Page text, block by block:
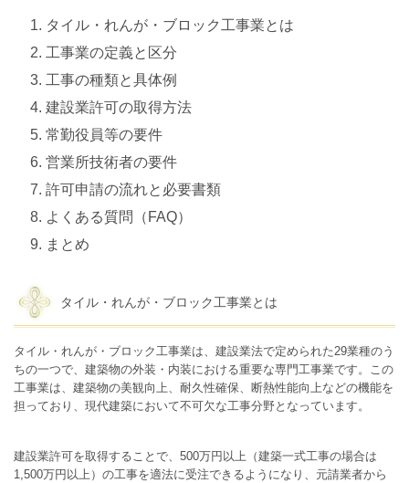
タイル・れんが・ブロック工事業とは
工事業の定義と区分
工事の種類と具体例
建設業許可の取得方法
常勤役員等の要件
営業所技術者の要件
許可申請の流れと必要書類
よくある質問（FAQ）
まとめ
タイル・れんが・ブロック工事業とは
タイル・れんが・ブロック工事業は、建設業法で定められた29業種のう
ちの一つで、建築物の外装・内装における重要な専門工事業です。この
工事業は、建築物の美観向上、耐久性確保、断熱性能向上などの機能を
担っており、現代建築において不可欠な工事分野となっています。
建設業許可を取得することで、500万円以上（建築一式工事の場合は
1,500万円以上）の工事を適法に受注できるようになり、元請業者から